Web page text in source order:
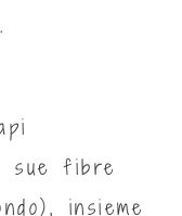
sue fibre
insieme